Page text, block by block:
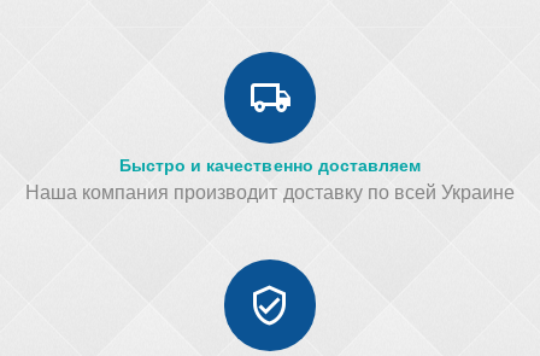
Быстро и качественно доставляем
Наша компания производит доставку по всей Украине